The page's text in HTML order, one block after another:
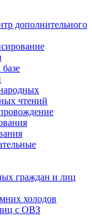
дополнительного
чтений
граждан и лиц
холодов
с ОВЗ